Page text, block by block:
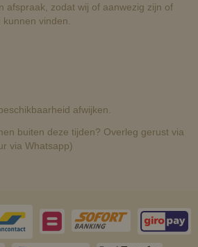
afspraak, zodat wij of aanwezig zijn of
vinden.
afwijken.
buiten deze tijden? Overleg gerust via
via Whatsapp)